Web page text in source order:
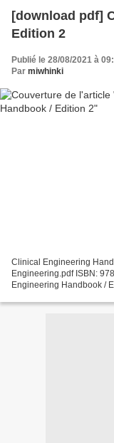
[download pdf]
Edition 2
Publié le 28/08/2021 à
Par miwhinki
Clinical Engineering
Engineering.pdf ISBN:
Engineering Handbook /